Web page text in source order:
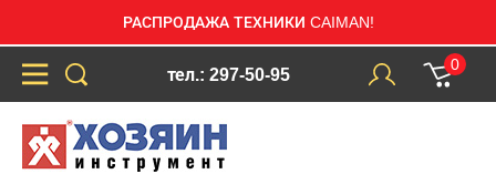
РАСПРОДАЖА ТЕХНИКИ CAIMAN!
тел.: 297-50-95
0